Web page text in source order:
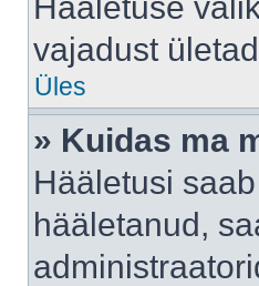
vajadust
Üles
» Kuidas ma
Hääletusi
hääletanud,